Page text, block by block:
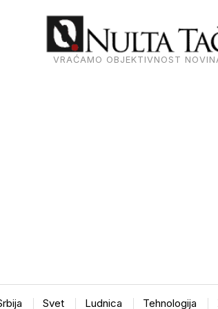
VRAĆAMO OBJEKTIVNOST
Svet Ludnica Tehnologija